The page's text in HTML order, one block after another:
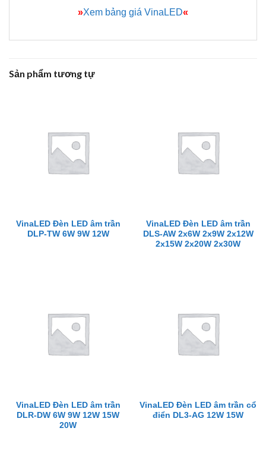
»Xem bảng giá VinaLED«
Sản phẩm tương tự
VinaLED Đèn LED âm trần
DLP-TW 6W 9W 12W
VinaLED Đèn LED âm trần
DLS-AW 2x6W 2x9W 2x12W
2x15W 2x20W 2x30W
VinaLED Đèn LED âm trần
DLR-DW 6W 9W 12W 15W
20W
VinaLED Đèn LED âm trần cổ
điển DL3-AG 12W 15W